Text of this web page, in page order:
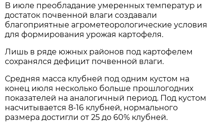
В июле преобладание умеренных температур и
достаток почвенной влаги создавали
благоприятные агрометеорологические условия
для формирования урожая картофеля.
Лишь в ряде южных районов под картофелем
сохранялся дефицит почвенной влаги.
Средняя масса клубней под одним кустом на
конец июля несколько больше прошлогодних
показателей на аналогичный период. Под кустом
насчитывается 8-16 клубней, нормального
размера достигли от 25 до 60% клубней.